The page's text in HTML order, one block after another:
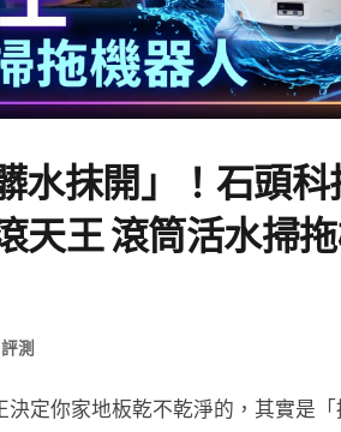
水抹開」！石頭
天王 滾筒活水掃
測
定你家地板乾不乾淨的，其實是